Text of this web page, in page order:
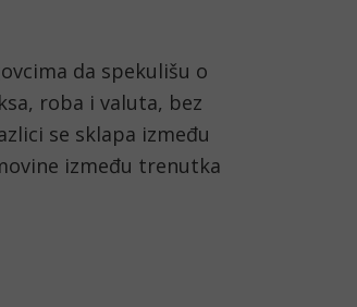
da spekulišu o
roba i valuta, bez
se sklapa između
između trenutka